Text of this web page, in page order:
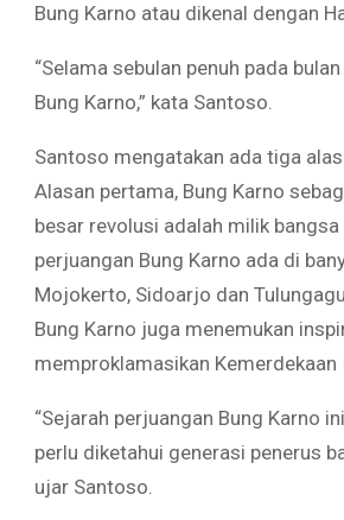
Bung Karno atau dikenal dengan
“Selama sebulan penuh pada
Bung Karno,” kata Santoso.
Santoso mengatakan ada tiga
Alasan pertama, Bung Karno
besar revolusi adalah milik
perjuangan Bung Karno ada di
Mojokerto, Sidoarjo dan
Bung Karno juga menemukan
memproklamasikan
“Sejarah perjuangan Bung Karno
perlu diketahui generasi penerus
ujar Santoso.